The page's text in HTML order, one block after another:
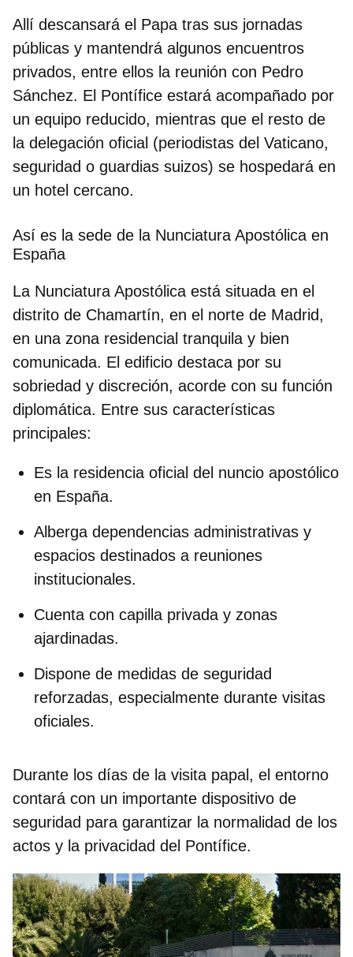
Allí descansará el Papa tras sus jornadas
públicas y mantendrá algunos encuentros
privados, entre ellos la reunión con Pedro
Sánchez. El Pontífice estará acompañado por
un equipo reducido, mientras que el resto de
la delegación oficial (periodistas del Vaticano,
seguridad o guardias suizos) se hospedará en
un hotel cercano.
Así es la sede de la Nunciatura Apostólica en
España
La Nunciatura Apostólica está situada en el
distrito de Chamartín, en el norte de Madrid,
en una zona residencial tranquila y bien
comunicada. El edificio destaca por su
sobriedad y discreción, acorde con su función
diplomática. Entre sus características
principales:
Es la residencia oficial del nuncio apostólico
en España.
Alberga dependencias administrativas y
espacios destinados a reuniones
institucionales.
Cuenta con capilla privada y zonas
ajardinadas.
Dispone de medidas de seguridad
reforzadas, especialmente durante visitas
oficiales.
Durante los días de la visita papal, el entorno
contará con un importante dispositivo de
seguridad para garantizar la normalidad de los
actos y la privacidad del Pontífice.